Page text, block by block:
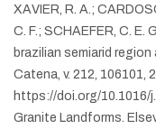
XAVIER, R. A.;
C. F.; SCHAEFER, C. E.
brazilian semiarid
Catena, v. 212, 106101,
https://doi.org/10.1016/
Granite Landforms.